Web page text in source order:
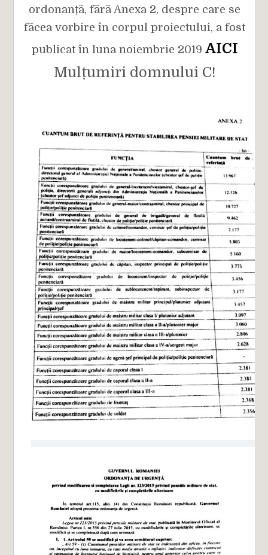
ordonanțã, fãrã Anexa 2, despre care se
fãcea vorbire în corpul proiectului, a fost
publicat în luna noiembrie 2019 AICI
Mulțumiri domnului C!